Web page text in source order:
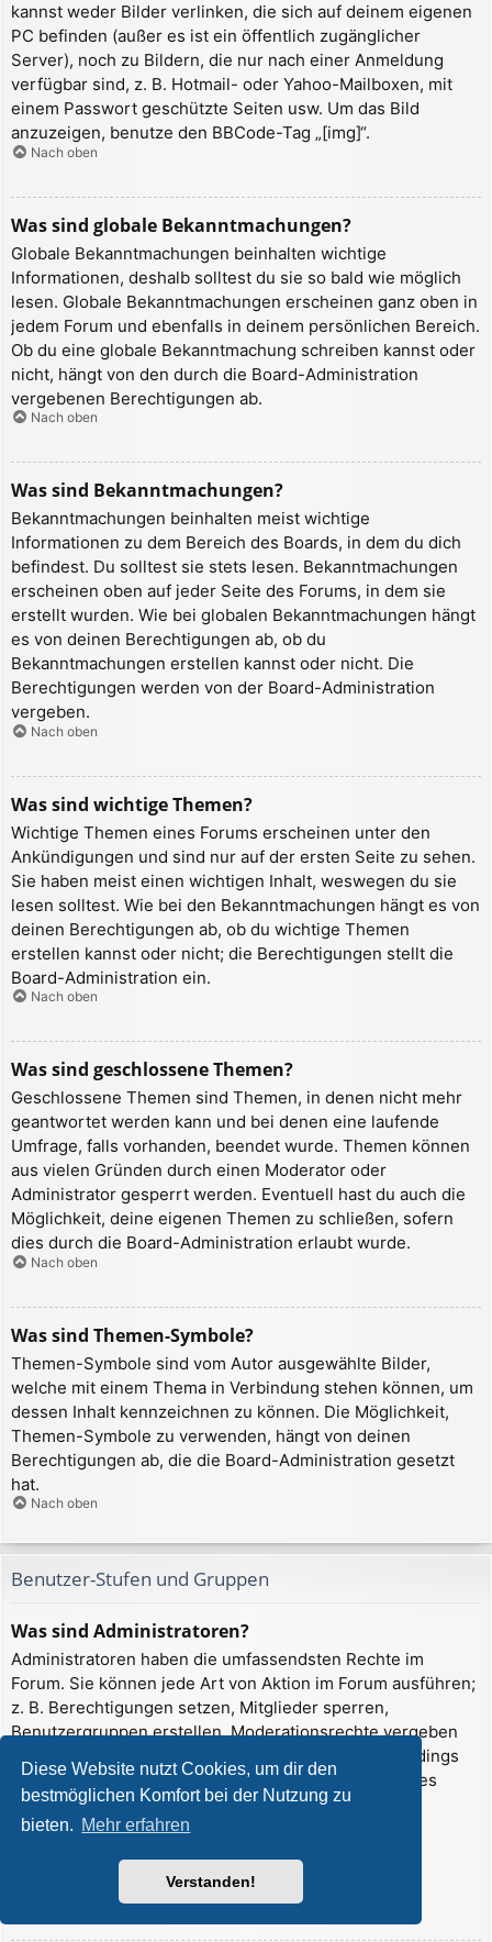
Diese Website nutzt Cookies, um dir den
bestmöglichen Komfort bei der Nutzung zu
bieten. Mehr erfahren
Verstanden!
kannst weder Bilder verlinken, die sich auf deinem eigenen
PC befinden (außer es ist ein öffentlich zugänglicher
Server), noch zu Bildern, die nur nach einer Anmeldung
verfügbar sind, z. B. Hotmail- oder Yahoo-Mailboxen, mit
einem Passwort geschützte Seiten usw. Um das Bild
anzuzeigen, benutze den BBCode-Tag „[img]“.
Nach oben
Was sind globale Bekanntmachungen?
Globale Bekanntmachungen beinhalten wichtige
Informationen, deshalb solltest du sie so bald wie möglich
lesen. Globale Bekanntmachungen erscheinen ganz oben in
jedem Forum und ebenfalls in deinem persönlichen Bereich.
Ob du eine globale Bekanntmachung schreiben kannst oder
nicht, hängt von den durch die Board-Administration
vergebenen Berechtigungen ab.
Nach oben
Was sind Bekanntmachungen?
Bekanntmachungen beinhalten meist wichtige
Informationen zu dem Bereich des Boards, in dem du dich
befindest. Du solltest sie stets lesen. Bekanntmachungen
erscheinen oben auf jeder Seite des Forums, in dem sie
erstellt wurden. Wie bei globalen Bekanntmachungen hängt
es von deinen Berechtigungen ab, ob du
Bekanntmachungen erstellen kannst oder nicht. Die
Berechtigungen werden von der Board-Administration
vergeben.
Nach oben
Was sind wichtige Themen?
Wichtige Themen eines Forums erscheinen unter den
Ankündigungen und sind nur auf der ersten Seite zu sehen.
Sie haben meist einen wichtigen Inhalt, weswegen du sie
lesen solltest. Wie bei den Bekanntmachungen hängt es von
deinen Berechtigungen ab, ob du wichtige Themen
erstellen kannst oder nicht; die Berechtigungen stellt die
Board-Administration ein.
Nach oben
Was sind geschlossene Themen?
Geschlossene Themen sind Themen, in denen nicht mehr
geantwortet werden kann und bei denen eine laufende
Umfrage, falls vorhanden, beendet wurde. Themen können
aus vielen Gründen durch einen Moderator oder
Administrator gesperrt werden. Eventuell hast du auch die
Möglichkeit, deine eigenen Themen zu schließen, sofern
dies durch die Board-Administration erlaubt wurde.
Nach oben
Was sind Themen-Symbole?
Themen-Symbole sind vom Autor ausgewählte Bilder,
welche mit einem Thema in Verbindung stehen können, um
dessen Inhalt kennzeichnen zu können. Die Möglichkeit,
Themen-Symbole zu verwenden, hängt von deinen
Berechtigungen ab, die die Board-Administration gesetzt
hat.
Nach oben
Benutzer-Stufen und Gruppen
Was sind Administratoren?
Administratoren haben die umfassendsten Rechte im
Forum. Sie können jede Art von Aktion im Forum ausführen;
z. B. Berechtigungen setzen, Mitglieder sperren,
Benutzergruppen erstellen, Moderationsrechte vergeben
usw. Die Rechte, die ein Administrator hat, sind allerdings
davon abhängig, welche Rechte ihnen ein Gründer des
Forums oder ein anderer Administrator erteilt hat.
Administratoren können auch volle
entsprechende Recht erteilt wurde.